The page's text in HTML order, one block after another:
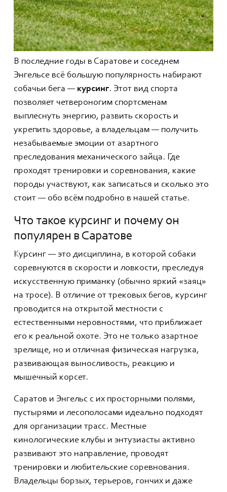
В последние годы в Саратове и соседнем
Энгельсе всё большую популярность набирают
собачьи бега — курсинг. Этот вид спорта
позволяет четвероногим спортсменам
выплеснуть энергию, развить скорость и
укрепить здоровье, а владельцам — получить
незабываемые эмоции от азартного
преследования механического зайца. Где
проходят тренировки и соревнования, какие
породы участвуют, как записаться и сколько это
стоит — обо всём подробно в нашей статье.
Что такое курсинг и почему он
популярен в Саратове
Курсинг — это дисциплина, в которой собаки
соревнуются в скорости и ловкости, преследуя
искусственную приманку (обычно яркий «заяц»
на тросе). В отличие от трековых бегов, курсинг
проводится на открытой местности с
естественными неровностями, что приближает
его к реальной охоте. Это не только азартное
зрелище, но и отличная физическая нагрузка,
развивающая выносливость, реакцию и
мышечный корсет.
Саратов и Энгельс с их просторными полями,
пустырями и лесополосами идеально подходят
для организации трасс. Местные
кинологические клубы и энтузиасты активно
развивают это направление, проводят
тренировки и любительские соревнования.
Владельцы борзых, терьеров, гончих и даже